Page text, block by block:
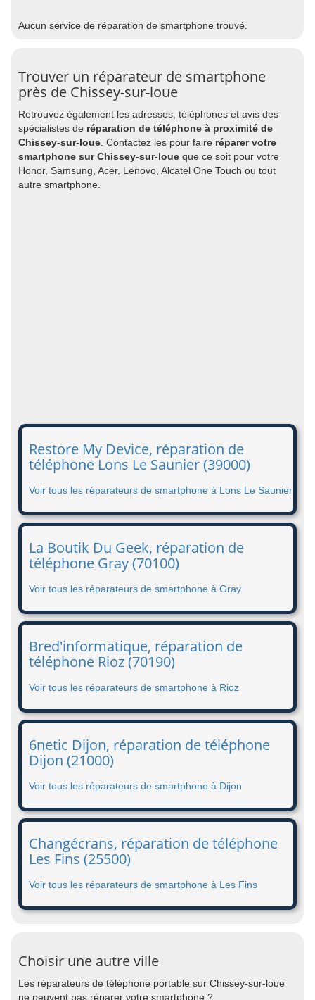
Aucun service de réparation de smartphone trouvé.
Trouver un réparateur de smartphone
près de Chissey-sur-loue
Retrouvez également les adresses, téléphones et avis des
spécialistes de réparation de téléphone à proximité de
Chissey-sur-loue . Contactez les pour faire réparer votre
smartphone sur Chissey-sur-loue que ce soit pour votre
Honor, Samsung, Acer, Lenovo, Alcatel One Touch ou tout
autre smartphone.
Restore My Device, réparation de
téléphone Lons Le Saunier (39000)
Voir tous les réparateurs de smartphone à Lons Le Saunier
La Boutik Du Geek, réparation de
téléphone Gray (70100)
Voir tous les réparateurs de smartphone à Gray
Bred'informatique, réparation de
téléphone Rioz (70190)
Voir tous les réparateurs de smartphone à Rioz
6netic Dijon, réparation de téléphone
Dijon (21000)
Voir tous les réparateurs de smartphone à Dijon
Changécrans, réparation de téléphone
Les Fins (25500)
Voir tous les réparateurs de smartphone à Les Fins
Choisir une autre ville
Les réparateurs de téléphone portable sur Chissey-sur-loue
ne peuvent pas réparer votre smartphone ?